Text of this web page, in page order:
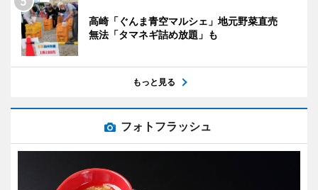
高崎「ぐんま青空マルシェ」地元野菜直売
無法「タマネギ詰め放題」も
もっと見る
フォトフラッシュ